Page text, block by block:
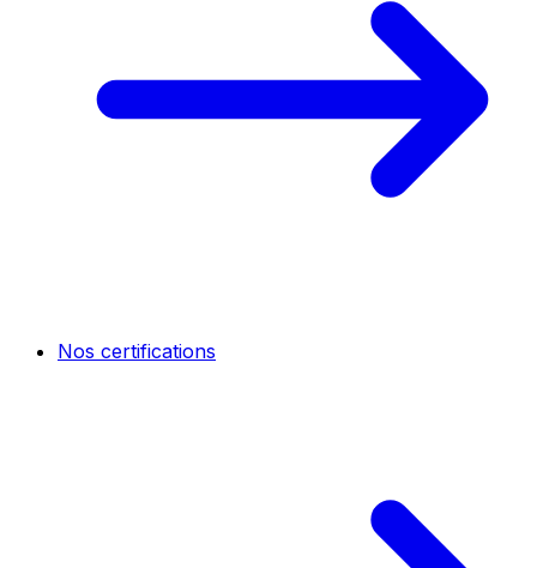
Nos certifications